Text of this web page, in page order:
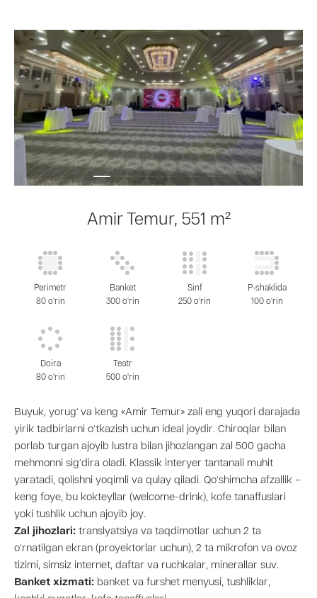
Amir Temur, 551 m²
Perimetr
80 o'rin
Banket
300 o'rin
Sinf
250 o'rin
P-shaklida
100 o'rin
Doira
80 o'rin
Teatr
500 o'rin
Buyuk, yorug‘ va keng «Amir Temur» zali eng yuqori darajada
yirik tadbirlarni o‘tkazish uchun ideal joydir. Chiroqlar bilan
porlab turgan ajoyib lustra bilan jihozlangan zal 500 gacha
mehmonni sig‘dira oladi. Klassik interyer tantanali muhit
yaratadi, qolishni yoqimli va qulay qiladi. Qo‘shimcha afzallik –
keng foye, bu kokteyllar (welcome-drink), kofe tanaffuslari
yoki tushlik uchun ajoyib joy.
Zal jihozlari: translyatsiya va taqdimotlar uchun 2 ta
o‘rnatilgan ekran (proyektorlar uchun), 2 ta mikrofon va ovoz
tizimi, simsiz internet, daftar va ruchkalar, minerallar suv.
Banket xizmati: banket va furshet menyusi, tushliklar,